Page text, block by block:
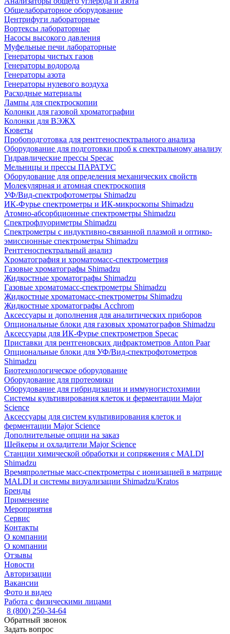
Общелабораторное оборудование
Центрифуги лабораторные
Вортексы лабораторные
Насосы высокого давления
Муфельные печи лабораторные
Генераторы чистых газов
Генераторы водорода
Генераторы азота
Генераторы нулевого воздуха
Расходные материалы
Лампы для спектроскопии
Колонки для газовой хроматографии
Колонки для ВЭЖХ
Кюветы
Пробоподготовка для рентгеноспектрального анализа
Оборудование для подготовки проб к спектральному анализу
Гидравлические прессы Specac
Мельницы и прессы ПАРАТУС
Оборудование для определения механических свойств
Молекулярная и атомная спектроскопия
УФ/Вид-спектрофотометры Shimadzu
ИК-Фурье спектрометры и ИК-микроскопы Shimadzu
Атомно-абсорбционные спектрометры Shimadzu
Спектрофлуориметры Shimadzu
Спектрометры с индуктивно-связанной плазмой и оптико-
эмиссионные спектрометры Shimadzu
Рентгеноспектральный анализ
Хроматография и хроматомасс-спектрометрия
Газовые хроматографы Shimadzu
Жидкостные хроматографы Shimadzu
Газовые хроматомасс-спектрометры Shimadzu
Жидкостные хроматомасс-спектрометры Shimadzu
Жидкостные хроматографы Acchrom
Аксессуары и дополнения для аналитических приборов
Опциональные блоки для газовых хроматографов Shimadzu
Аксессуары для ИК-Фурье спектрометров Specac
Приставки для рентгеновских дифрактометров Anton Paar
Опциональные блоки для УФ/Вид-спектрофотометров
Shimadzu
Биотехнологическое оборудование
Оборудование для протеомики
Оборудование для гибридизации и иммуногистохимии
Системы культивирования клеток и ферментации Major
Science
Аксессуары для систем культивирования клеток и
ферментации Major Science
Дополнительные опции на заказ
Шейкеры и охладители Major Science
Станции химической обработки и сопряжения с MALDI
Shimadzu
Времяпролетные масс-спектрометры с ионизацией в матрице
MALDI и системы визуализации Shimadzu/Kratos
Бренды
Применение
Мероприятия
Сервис
Контакты
О компании
О компании
Отзывы
Новости
Авторизации
Вакансии
Фото и видео
Работа с физическими лицами
8 (800) 250-34-64
Обратный звонок
Задать вопрос